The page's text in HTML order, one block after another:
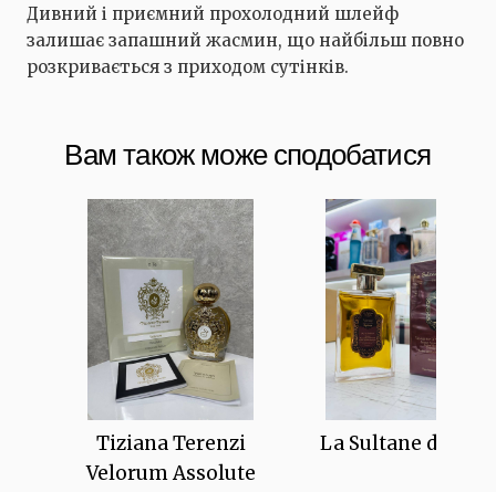
Дивний і приємний прохолодний шлейф
залишає запашний жасмин, що найбільш повно
розкривається з приходом сутінків.
Вам також може сподобатися
Tiziana Terenzi
Velorum Assolute
La Sultane de Saba